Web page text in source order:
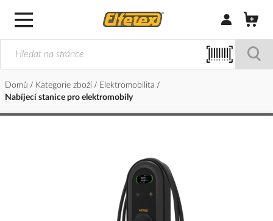
Přihlásit/
Domů Kategorie zboží
Elektromobilita
Nabíjecí stanice pro elektromobily